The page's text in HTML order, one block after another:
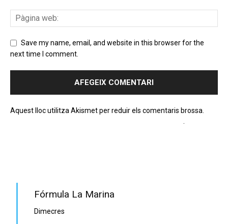
Save my name, email, and website in this browser for the
next time I comment.
Aquest lloc utilitza Akismet per reduir els comentaris brossa.
.
Fórmula La Marina
Dimecres